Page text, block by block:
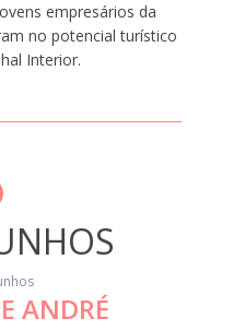
empresários da
no potencial turístico
Interior.
ANDRÉ